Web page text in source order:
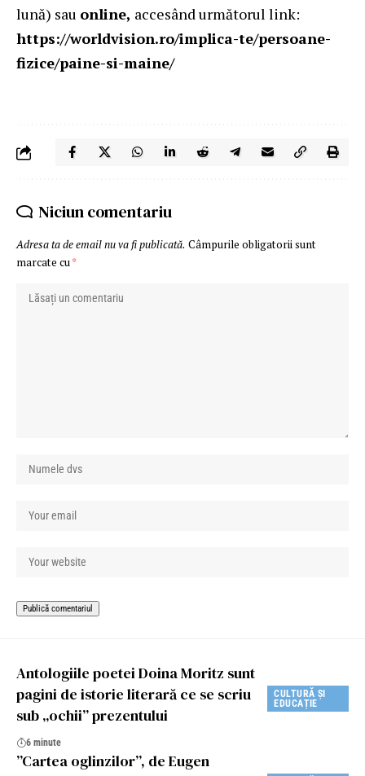
lună) sau online, accesând următorul link:
https://worldvision.ro/implica-te/persoane-
fizice/paine-si-maine/
Niciun comentariu
Adresa ta de email nu va fi publicată. Câmpurile obligatorii sunt
marcate cu *
CULTURĂ ȘI
EDUCAȚIE
Antologiile poetei Doina Moritz sunt
pagini de istorie literară ce se scriu
sub „ochii” prezentului
6 minute
”Cartea oglinzilor”, de Eugen